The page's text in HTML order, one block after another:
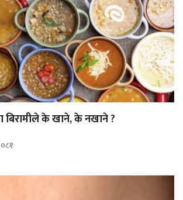
बिरामीले के खाने, के नखाने ?